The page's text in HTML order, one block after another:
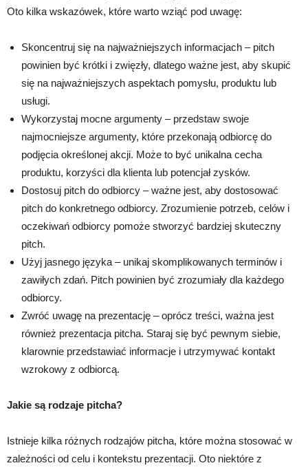
Oto kilka wskazówek, które warto wziąć pod uwagę:
Skoncentruj się na najważniejszych informacjach – pitch
powinien być krótki i zwięzły, dlatego ważne jest, aby skupić
się na najważniejszych aspektach pomysłu, produktu lub
usługi.
Wykorzystaj mocne argumenty – przedstaw swoje
najmocniejsze argumenty, które przekonają odbiorcę do
podjęcia określonej akcji. Może to być unikalna cecha
produktu, korzyści dla klienta lub potencjał zysków.
Dostosuj pitch do odbiorcy – ważne jest, aby dostosować
pitch do konkretnego odbiorcy. Zrozumienie potrzeb, celów i
oczekiwań odbiorcy pomoże stworzyć bardziej skuteczny
pitch.
Użyj jasnego języka – unikaj skomplikowanych terminów i
zawiłych zdań. Pitch powinien być zrozumiały dla każdego
odbiorcy.
Zwróć uwagę na prezentację – oprócz treści, ważna jest
również prezentacja pitcha. Staraj się być pewnym siebie,
klarownie przedstawiać informacje i utrzymywać kontakt
wzrokowy z odbiorcą.
Jakie są rodzaje pitcha?
Istnieje kilka różnych rodzajów pitcha, które można stosować w
zależności od celu i kontekstu prezentacji. Oto niektóre z